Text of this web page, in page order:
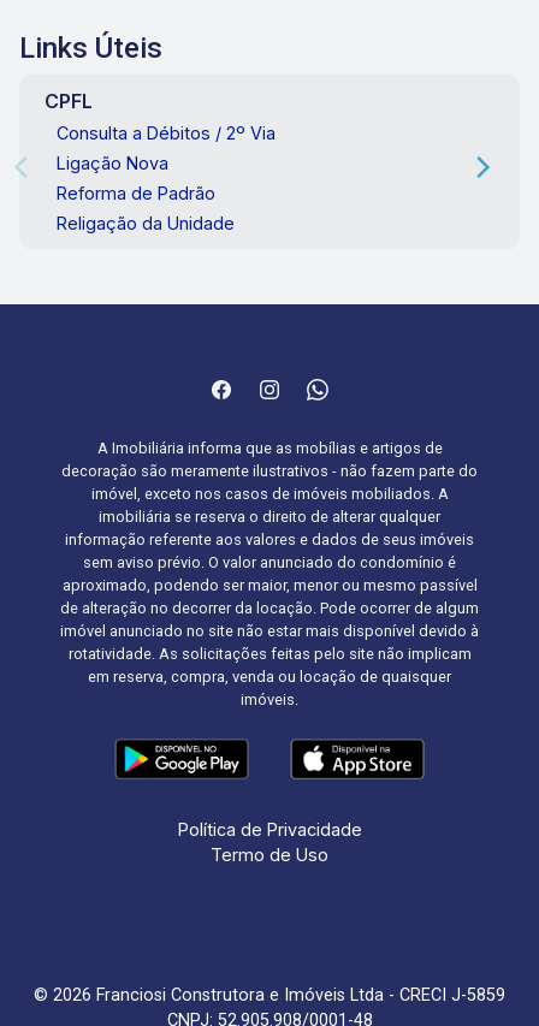
Links Úteis
CPFL
Consulta a Débitos / 2º Via
Ligação Nova
Reforma de Padrão
Religação da Unidade
A Imobiliária informa que as mobílias e artigos de
decoração são meramente ilustrativos - não fazem parte do
imóvel, exceto nos casos de imóveis mobiliados. A
imobiliária se reserva o direito de alterar qualquer
informação referente aos valores e dados de seus imóveis
sem aviso prévio. O valor anunciado do condomínio é
aproximado, podendo ser maior, menor ou mesmo passível
de alteração no decorrer da locação. Pode ocorrer de algum
imóvel anunciado no site não estar mais disponível devido à
rotatividade. As solicitações feitas pelo site não implicam
em reserva, compra, venda ou locação de quaisquer
imóveis.
Política de Privacidade
Termo de Uso
© 2026 Franciosi Construtora e Imóveis Ltda - CRECI J-5859
CNPJ: 52.905.908/0001-48